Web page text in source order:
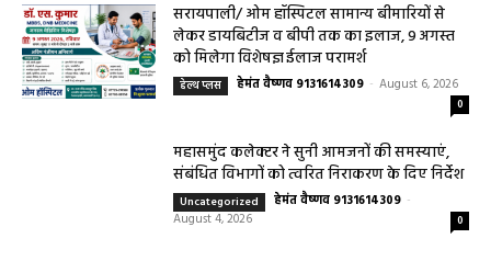
सरायपाली/ ओम हॉस्पिटल सामान्य बीमारियों से
लेकर डायबिटीज व बीपी तक का इलाज, 9 अगस्त
को मिलेगा विशेषज्ञ ईलाज परामर्श
हेल्थ प्लस हेमंत वैष्णव 9131614309 - August 6, 2026
0
महासमुंद कलेक्टर ने सुनी आमजनों की समस्याएं,
संबंधित विभागों को त्वरित निराकरण के दिए निर्देश
Uncategorized हेमंत वैष्णव 9131614309 -
August 4, 2026
0